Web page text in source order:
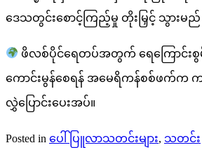
ဒေသတွင်းစောင့်ကြည့်မှု တိုးမြှင့် သွားမည်
ဖိလစ်ပိုင်ရေတပ်အတွက် ရေကြောင်းစွ
ကောင်းမွန်စေရန် အမေရိကန်စစ်ဖက်က
လွှဲပြောင်းပေးအပ်။
Posted in ပေါ်ပြူလာသတင်းများ, သတင်း